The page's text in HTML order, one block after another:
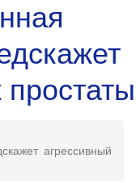
простаты
агрессивный